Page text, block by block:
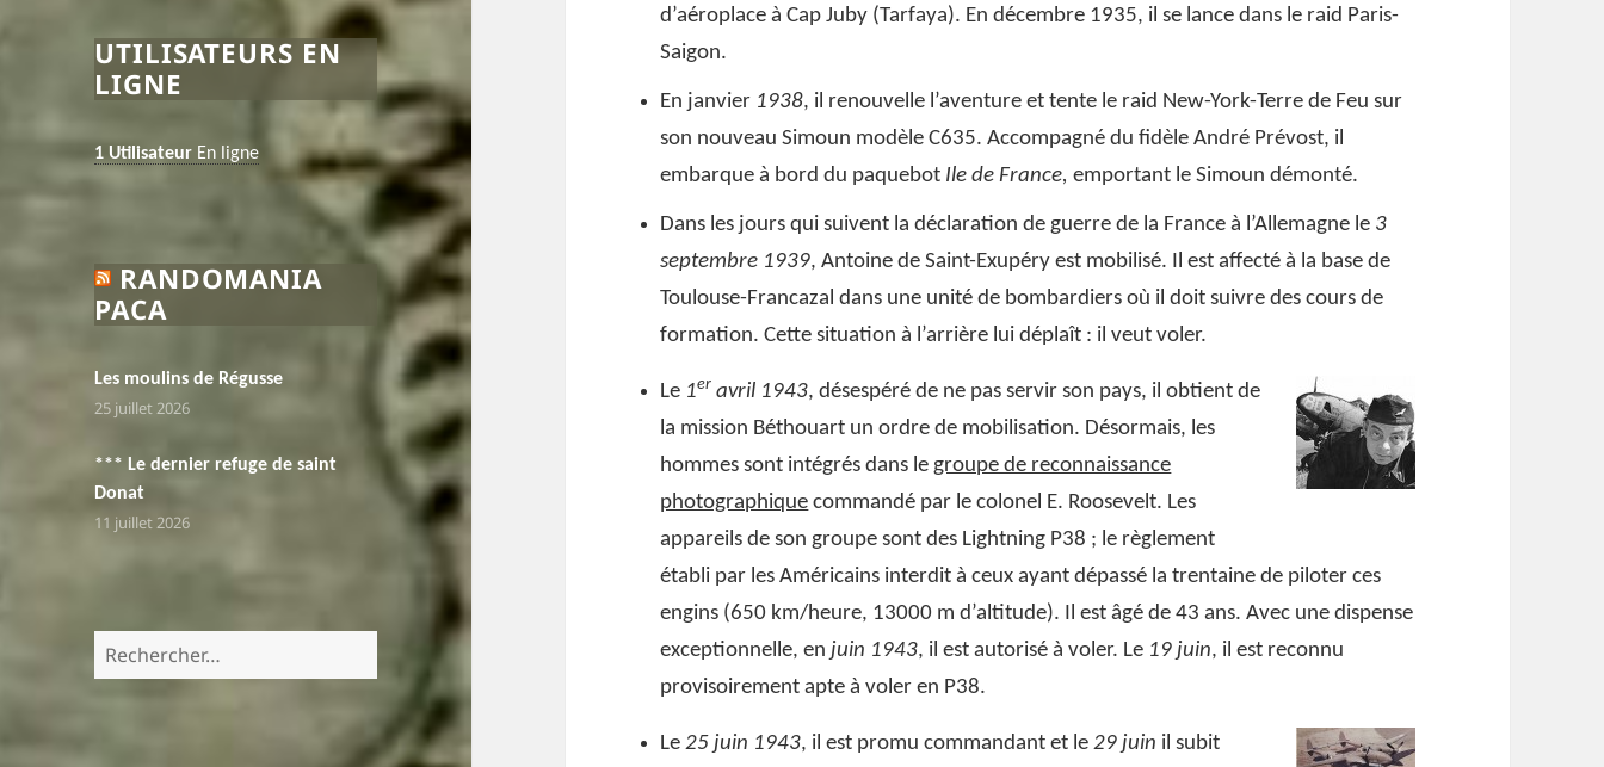
UTILISATEURS EN
LIGNE
1 Utilisateur En ligne
RANDOMANIA
PACA
Les moulins de Régusse
25 juillet 2026
*** Le dernier refuge de saint
Donat
11 juillet 2026
Rechercher :
d’aéroplace à Cap Juby (Tarfaya). En décembre 1935, il se lance dans le raid Paris-
Saigon.
En janvier 1938, il renouvelle l’aventure et tente le raid New-York-Terre de Feu sur
son nouveau Simoun modèle C635. Accompagné du fidèle André Prévost, il
embarque à bord du paquebot Ile de France,emportant le Simoun démonté.
Dans les jours qui suivent la déclaration de guerre de la France à l’Allemagne le 3
septembre 1939, Antoine de Saint-Exupéry est mobilisé. Il est affecté à la base de
Toulouse-Francazal dans une unité de bombardiers où il doit suivre des cours de
formation. Cette situation à l’arrière lui déplaît : il veut voler.
Le 1er avril 1943, désespéré de ne pas servir son pays, il obtient de
la mission Béthouart un ordre de mobilisation. Désormais, les
hommes sont intégrés dans legroupe de reconnaissance
photographique commandé par le colonel E. Roosevelt. Les
appareils de son groupe sont des Lightning P38 ; le règlement
établi par les Américains interdit à ceux ayant dépassé la trentaine de piloter ces
engins (650 km/heure, 13000 m d’altitude). Il est âgé de 43 ans. Avec une dispense
exceptionnelle, enjuin 1943, il est autorisé à voler. Le 19 juin, il est reconnu
provisoirement apte à voler en P38.
Le25 juin 1943, il est promu commandant et le29 juin il subit